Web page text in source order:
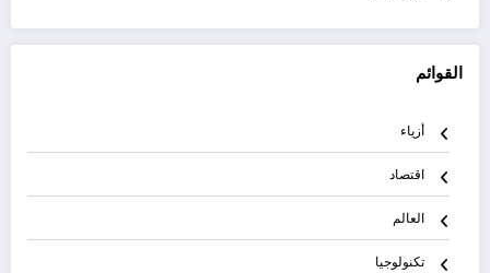
القوائم
أزياء
اقتصاد
العالم
تكنولوجيا